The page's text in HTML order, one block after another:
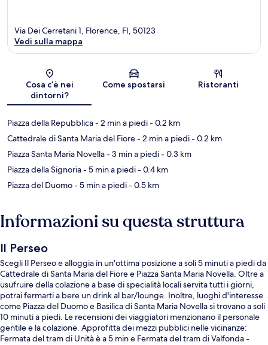
Mappa
Via Dei Cerretani 1, Florence, FI, 50123
Vedi sulla mappa
Cosa c’è nei
dintorni?
Come spostarsi Ristoranti
Piazza della Repubblica- 2 min a piedi- 0.2 km
Cattedrale di Santa Maria del Fiore- 2 min a piedi- 0.2 km
Piazza Santa Maria Novella- 3 min a piedi- 0.3 km
Piazza della Signoria- 5 min a piedi- 0.4 km
Piazza del Duomo- 5 min a piedi- 0.5 km
Informazioni su questa struttura
Il Perseo
Scegli Il Perseo e alloggia in un'ottima posizione a soli 5 minuti a piedi da
Cattedrale di Santa Maria del Fiore e Piazza Santa Maria Novella. Oltre a
usufruire della colazione a base di specialità locali servita tutti i giorni,
potrai fermarti a bere un drink al bar/lounge. Inoltre, luoghi d'interesse
come Piazza del Duomo e Basilica di Santa Maria Novella si trovano a soli
10 minuti a piedi. Le recensioni dei viaggiatori menzionano il personale
gentile e la colazione. Approfitta dei mezzi pubblici nelle vicinanze:
Fermata del tram di Unità è a 5 min e Fermata del tram di Valfonda -